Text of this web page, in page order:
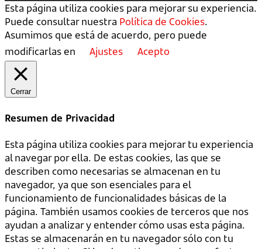
Esta página utiliza cookies para mejorar su experiencia.
Puede consultar nuestra Política de Cookies.
Asumimos que está de acuerdo, pero puede
modificarlas en
Ajustes Acepto
Cerrar
Resumen de Privacidad
Esta página utiliza cookies para mejorar tu experiencia
al navegar por ella. De estas cookies, las que se
describen como necesarias se almacenan en tu
navegador, ya que son esenciales para el
funcionamiento de funcionalidades básicas de la
página. También usamos cookies de terceros que nos
ayudan a analizar y entender cómo usas esta página.
Estas se almacenarán en tu navegador sólo con tu